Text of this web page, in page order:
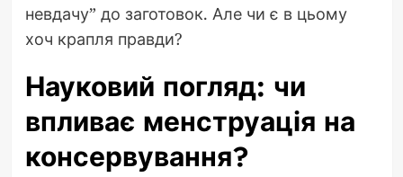
невдачу” до заготовок. Але чи є в цьому
хоч крапля правди?
Науковий погляд: чи
впливає менструація на
консервування?